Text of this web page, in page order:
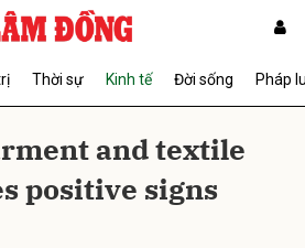
Thời sự Kinh tế Đời sống Pháp
and textile
positive signs